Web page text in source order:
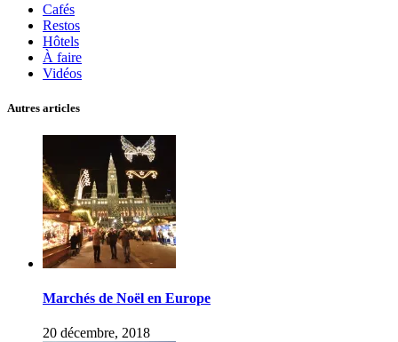
Cafés
Restos
Hôtels
À faire
Vidéos
Autres articles
Marchés de Noël en Europe
20 décembre, 2018